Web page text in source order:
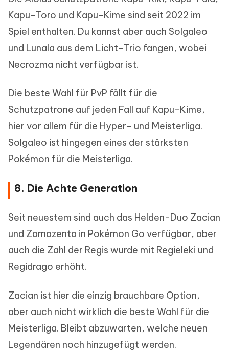
Kapu-Toro und Kapu-Kime sind seit 2022 im
Spiel enthalten. Du kannst aber auch Solgaleo
und Lunala aus dem Licht-Trio fangen, wobei
Necrozma nicht verfügbar ist.
Die beste Wahl für PvP fällt für die
Schutzpatrone auf jeden Fall auf Kapu-Kime,
hier vor allem für die Hyper- und Meisterliga.
Solgaleo ist hingegen eines der stärksten
Pokémon für die Meisterliga.
8. Die Achte Generation
Seit neuestem sind auch das Helden-Duo Zacian
und Zamazenta in Pokémon Go verfügbar, aber
auch die Zahl der Regis wurde mit Regieleki und
Regidrago erhöht.
Zacian ist hier die einzig brauchbare Option,
aber auch nicht wirklich die beste Wahl für die
Meisterliga. Bleibt abzuwarten, welche neuen
Legendären noch hinzugefügt werden.